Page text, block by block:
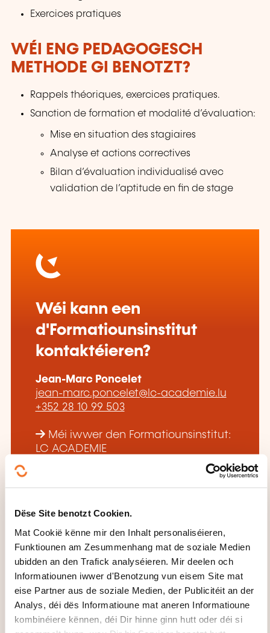
Dëse Site benotzt Cookien.
Mat Cookië kënne mir den Inhalt personaliséieren,
Funktiounen am Zesummenhang mat de soziale Medien
ubidden an den Trafick analyséieren. Mir deelen och
Informatiounen iwwer d'Benotzung vun eisem Site mat
eise Partner aus de soziale Medien, der Publicitéit an der
Analys, déi dës Informatioune mat aneren Informatioune
kombinéiere kënnen, déi Dir hinne ginn hutt oder déi si
Exercices pratiques
WÉI ENG PEDAGOGESCH
METHODE GI BENOTZT?
Rappels théoriques, exercices pratiques.
Sanction de formation et modalité d’évaluation:
Mise en situation des stagiaires
Analyse et actions correctives
Bilan d’évaluation individualisé avec
validation de l’aptitude en fin de stage
Wéi kann een
d'Formatiounsinstitut
kontaktéieren?
Jean-Marc Poncelet
jean-marc.poncelet@lc-academie.lu
+352 28 10 99 503
Méi iwwer den Formatiounsinstitut:
LC ACADEMIE
DËS FORMATIOUNE KÉINTEN
IECH INTERESSÉIEREN
FR